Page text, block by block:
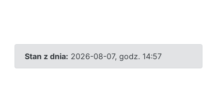
Stan z dnia: 2026-08-07, godz. 14:57